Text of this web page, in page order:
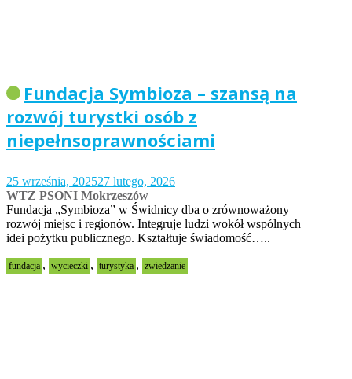
Fundacja Symbioza – szansą na
rozwój turystki osób z
niepełnsoprawnościami
25 września, 202527 lutego, 2026
WTZ PSONI Mokrzeszów
Fundacja „Symbioza” w Świdnicy dba o zrównoważony
rozwój miejsc i regionów. Integruje ludzi wokół wspólnych
idei pożytku publicznego. Kształtuje świadomość…..
fundacja , wycieczki , turystyka , zwiedzanie